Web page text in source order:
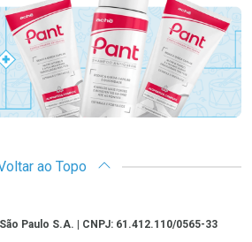
ao Topo
Paulo S.A. | CNPJ: 61.412.110/0565-33